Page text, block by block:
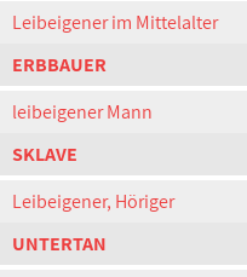
Leibeigener im Mittelalter
ERBBAUER
leibeigener Mann
SKLAVE
Leibeigener, Höriger
UNTERTAN